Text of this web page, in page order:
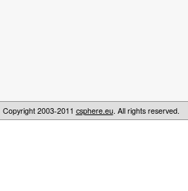
Copyright 2003-2011 csphere.eu. All rights reserved.